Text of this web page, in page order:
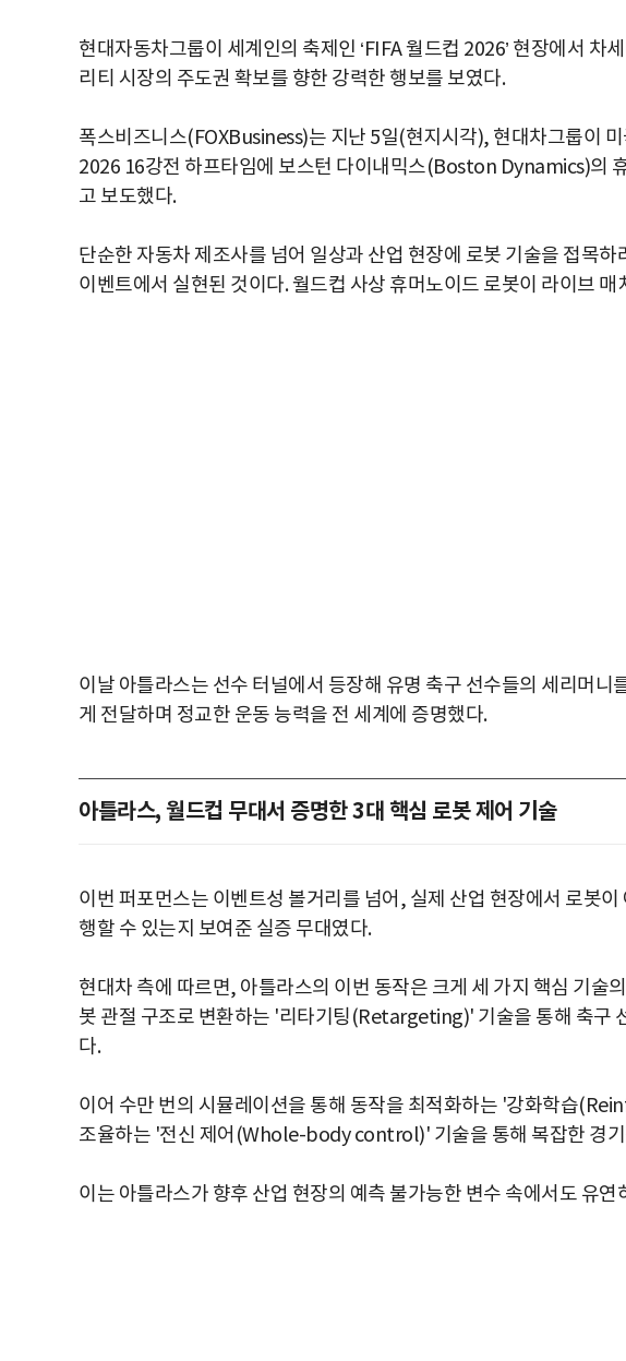
현대자동차그룹이 세계인의 축제인 ‘FIFA 월드컵 2026’ 현장에서 차
리티 시장의 주도권 확보를 향한 강력한 행보를 보였다.
폭스비즈니스(FOXBusiness)는 지난 5일(현지시각), 현대차그룹이
2026 16강전 하프타임에 보스턴 다이내믹스(Boston Dynamics)의
고 보도했다.
단순한 자동차 제조사를 넘어 일상과 산업 현장에 로봇 기술을 접목
이벤트에서 실현된 것이다. 월드컵 사상 휴머노이드 로봇이 라이브
이날 아틀라스는 선수 터널에서 등장해 유명 축구 선수들의 세리머니
게 전달하며 정교한 운동 능력을 전 세계에 증명했다.
아틀라스, 월드컵 무대서 증명한 3대 핵심 로봇 제어 기술
이번 퍼포먼스는 이벤트성 볼거리를 넘어, 실제 산업 현장에서 로봇
행할 수 있는지 보여준 실증 무대였다.
현대차 측에 따르면, 아틀라스의 이번 동작은 크게 세 가지 핵심 기술
봇 관절 구조로 변환하는 '리타기팅(Retargeting)' 기술을 통해 축구
다.
이어 수만 번의 시뮬레이션을 통해 동작을 최적화하는 '강화학습
조율하는 '전신 제어(Whole-body control)' 기술을 통해 복잡한 경
이는 아틀라스가 향후 산업 현장의 예측 불가능한 변수 속에서도 유